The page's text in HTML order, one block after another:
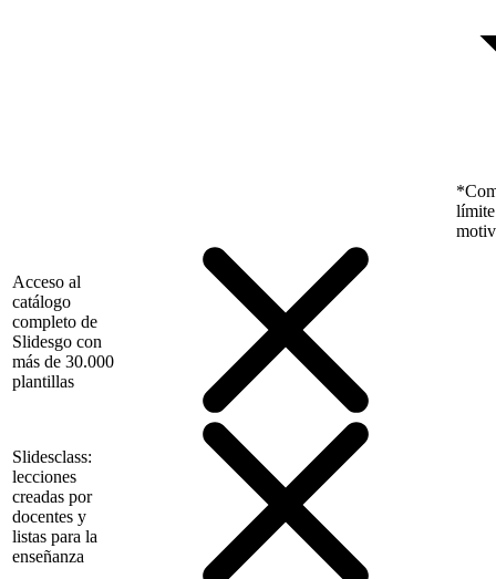
límite
Acceso al
catálogo
completo de
Slidesgo con
más de 30.000
plantillas
Slidesclass:
lecciones
creadas por
docentes y
listas para la
enseñanza